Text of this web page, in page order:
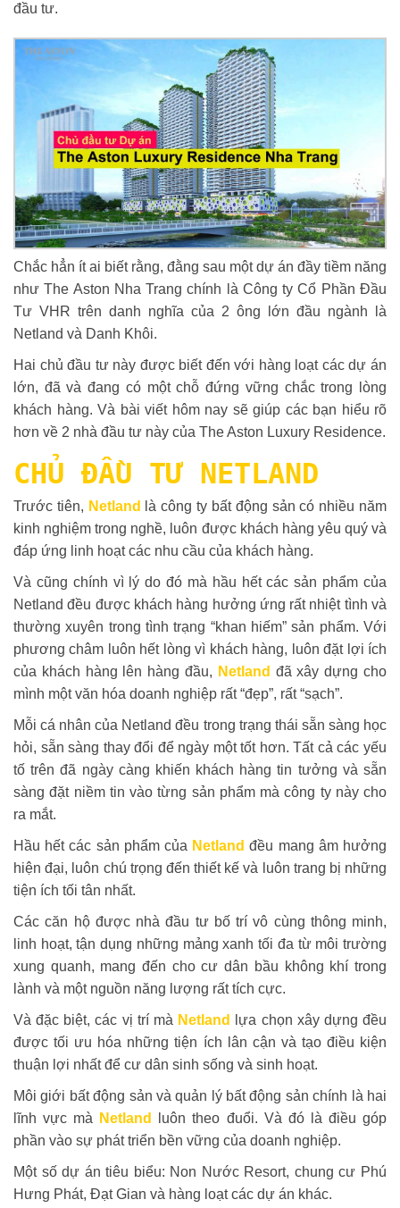
đầu tư.
Chắc hẳn ít ai biết rằng, đằng sau một dự án đầy tiềm năng
như The Aston Nha Trang chính là Công ty Cổ Phần Đầu
Tư VHR trên danh nghĩa của 2 ông lớn đầu ngành là
Netland và Danh Khôi.
Hai chủ đầu tư này được biết đến với hàng loạt các dự án
lớn, đã và đang có một chỗ đứng vững chắc trong lòng
khách hàng. Và bài viết hôm nay sẽ giúp các bạn hiểu rõ
hơn về 2 nhà đầu tư này của The Aston Luxury Residence.
CHỦ ĐẦU TƯ NETLAND
Trước tiên, Netland
là công ty bất động sản có nhiều năm
kinh nghiệm trong nghề, luôn được khách hàng yêu quý và
đáp ứng linh hoạt các nhu cầu của khách hàng.
Và cũng chính vì lý do đó mà hầu hết các sản phẩm của
Netland đều được khách hàng hưởng ứng rất nhiệt tình và
thường xuyên trong tình trạng “khan hiếm” sản phẩm. Với
phương châm luôn hết lòng vì khách hàng, luôn đặt lợi ích
của khách hàng lên hàng đầu, Netland đã xây dựng cho
mình một văn hóa doanh nghiệp rất “đẹp”, rất “sạch”.
Mỗi cá nhân của Netland đều trong trạng thái sẵn sàng học
hỏi, sẵn sàng thay đổi để ngày một tốt hơn. Tất cả các yếu
tố trên đã ngày càng khiến khách hàng tin tưởng và sẵn
sàng đặt niềm tin vào từng sản phẩm mà công ty này cho
ra mắt.
Hầu hết các sản phẩm của Netland đều mang âm hưởng
hiện đại, luôn chú trọng đến thiết kế và luôn trang bị những
tiện ích tối tân nhất.
Các căn hộ được nhà đầu tư bố trí vô cùng thông minh,
linh hoạt, tận dụng những mảng xanh tối đa từ môi trường
xung quanh, mang đến cho cư dân bầu không khí trong
lành và một nguồn năng lượng rất tích cực.
Và đặc biệt, các vị trí mà Netland
lựa chọn xây dựng đều
được tối ưu hóa những tiện ích lân cận và tạo điều kiện
thuận lợi nhất để cư dân sinh sống và sinh hoạt.
Môi giới bất động sản và quản lý bất động sản chính là hai
lĩnh vực mà
Netland
luôn theo đuổi. Và đó là điều góp
phần vào sự phát triển bền vững của doanh nghiệp.
Một số dự án tiêu biểu: Non Nước Resort, chung cư Phú
Hưng Phát, Đạt Gian và hàng loạt các dự án khác.